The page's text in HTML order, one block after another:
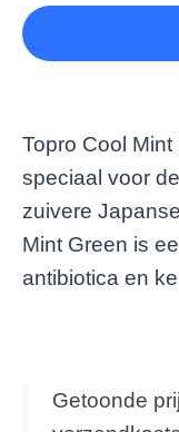
Topro Cool
speciaal voor
zuivere
Mint Green is
antibiotica en
Getoonde